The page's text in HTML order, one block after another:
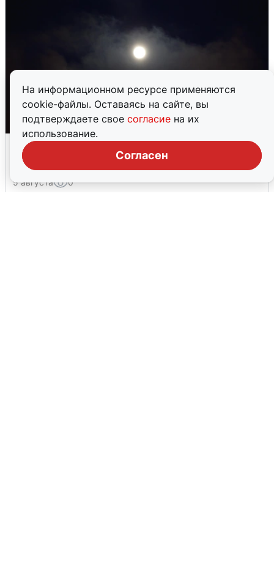
На информационном ресурсе применяются
cookie-файлы. Оставаясь на сайте, вы
подтверждаете свое согласие на их
использование.
Согласен
Взрывы в Воронеже после сигнала
тревоги
5 августа 0